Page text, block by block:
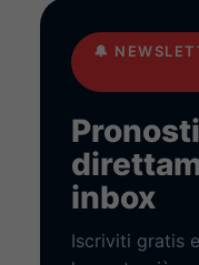
🔔
inbox
Iscriviti gratis